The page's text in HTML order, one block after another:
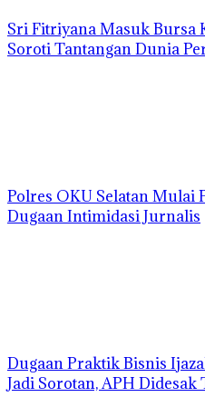
Sri Fitriyana Masuk Bursa
Soroti Tantangan Dunia
Polres OKU Selatan Mulai
Dugaan Intimidasi Jurnalis
Dugaan Praktik Bisnis
Jadi Sorotan, APH